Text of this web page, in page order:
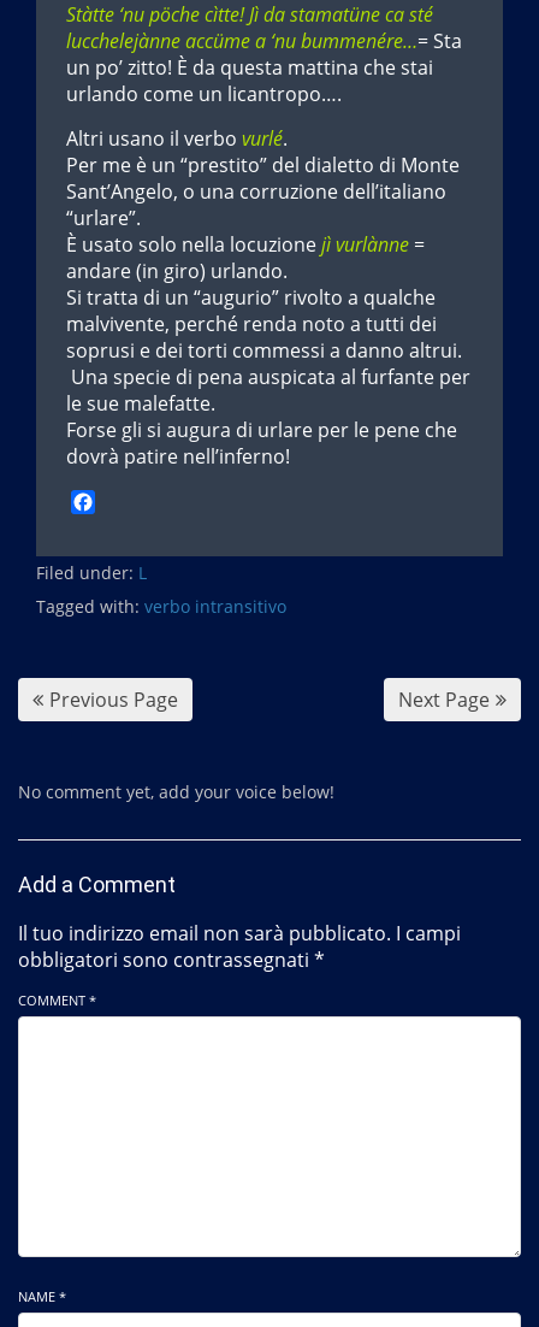
Stàtte ‘nu pöche cìtte! Jì da stamatüne ca sté
lucchelejànne accüme a ‘nu bummenére…= Sta
un po’ zitto! ­È da questa mattina che stai
urlando come un licantropo….
Altri usano il verbo vurlé.
Per me è un “prestito” del dialetto di Monte
Sant’Angelo, o una corruzione dell’italiano
“urlare”.
È usato solo nella locuzionejì vurlànne =
andare (in giro) urlando.
Si tratta di un “augurio” rivolto a qualche
malvivente, perché renda noto a tutti dei
soprusi e dei torti commessi a danno altrui.
Una specie di pena auspicata al furfante per
le sue malefatte.
Forse gli si augura di urlare per le pene che
dovrà patire nell’inferno!
c
e
b
Filed under: L
Tagged with: verbo intransitivo
Previous Page Next Page
No comment yet, add your voice below!
Add a Comment
Il tuo indirizzo email non sarà pubblicato. I campi
obbligatori sono contrassegnati *
COMMENT *
NAME *